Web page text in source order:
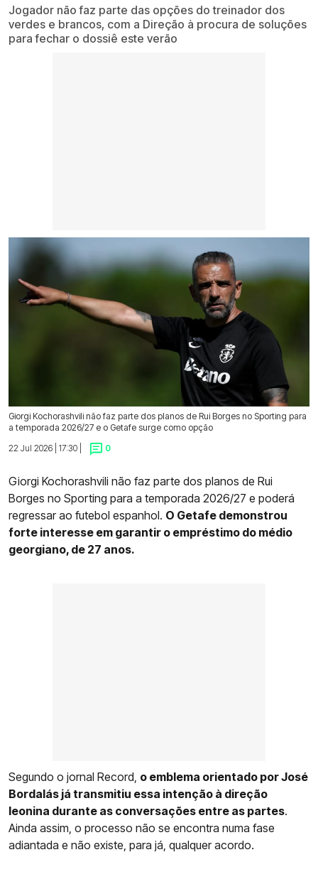
Jogador não faz parte das opções do treinador dos
verdes e brancos, com a Direção à procura de soluções
para fechar o dossiê este verão
Giorgi Kochorashvili não faz parte dos planos de Rui Borges no Sporting para
a temporada 2026/27 e o Getafe surge como opção
22 Jul 2026 | 17:30 |
0
Giorgi Kochorashvili não faz parte dos planos de Rui
Borges no Sporting para a temporada 2026/27 e poderá
regressar ao futebol espanhol. O Getafe demonstrou
forte interesse em garantir o empréstimo do médio
georgiano, de 27 anos.
Segundo o jornal Record, o emblema orientado por José
Bordalás já transmitiu essa intenção à direção
leonina durante as conversações entre as partes.
Ainda assim, o processo não se encontra numa fase
adiantada e não existe, para já, qualquer acordo.